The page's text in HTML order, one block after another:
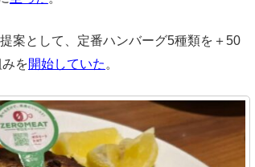
案として、定番ハンバーグ5種類を＋50
を開始していた 。